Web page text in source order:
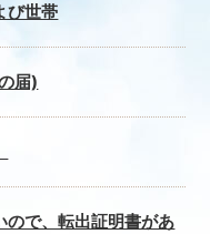
び世帯
届)
ので、転出証明書があ